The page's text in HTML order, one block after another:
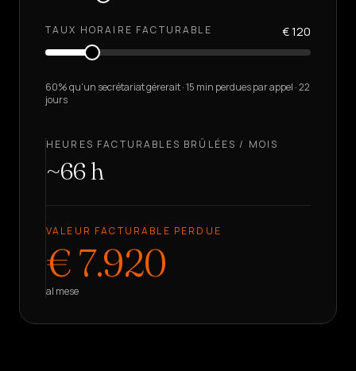
TAUX HORAIRE FACTURABLE € 120
60% qu'un secrétariat gérerait · 15 min perdues par appel · 22
jours
HEURES FACTURABLES BRÛLÉES / MOIS
~66h
VALEUR FACTURABLE PERDUE
€7.920
al mese